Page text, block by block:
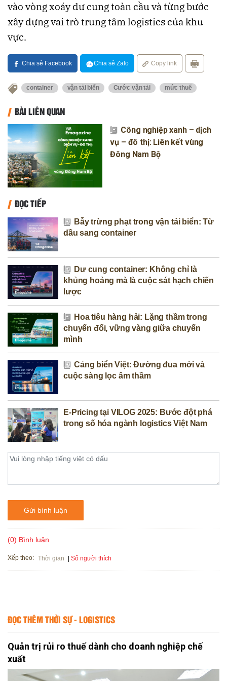
vào vòng xoáy dư cung toàn cầu và từng bước
xây dựng vai trò trung tâm logistics của khu
vực.
Chia sẻ Facebook Chia sẻ Zalo Copy link
container vận tải biển Cước vận tải mức thuế
BÀI LIÊN QUAN
Công nghiệp xanh – dịch
vụ – đô thị: Liên kết vùng
Đông Nam Bộ
ĐỌC TIẾP
Bẫy trừng phạt trong vận tải biển: Từ
dầu sang container
Dư cung container: Không chỉ là
khủng hoảng mà là cuộc sát hạch chiến
lược
Hoa tiêu hàng hải: Lặng thầm trong
chuyển đổi, vững vàng giữa chuyển
mình
Cảng biển Việt: Đường đua mới và
cuộc sàng lọc âm thầm
E-Pricing tại VILOG 2025: Bước đột phá
trong số hóa ngành logistics Việt Nam
Gửi bình luận
(0) Bình luận
Xếp theo: Thời gian Số người thích
ĐỌC THÊM THỜI SỰ - LOGISTICS
Quản trị rủi ro thuế dành cho doanh nghiệp chế
xuất